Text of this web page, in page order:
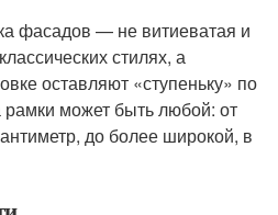
фасадов — не витиеватая и
стилях, а
оставляют «ступеньку» по
может быть любой: от
до более широкой, в